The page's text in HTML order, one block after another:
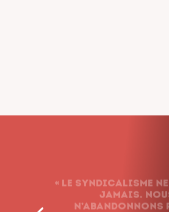
jamais.
n’abandonnons
combat, quels